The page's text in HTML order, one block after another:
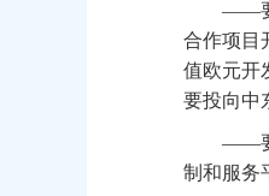
——要进
合作项目
值欧元开
要投向中
——要推
制和服务